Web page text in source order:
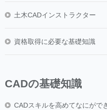
土木CADインストラクター
資格取得に必要な基礎知識
CADの基礎知識
CADスキルを高めてなにがで